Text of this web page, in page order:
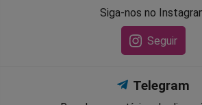
Siga-nos no
Seguir
Telegram